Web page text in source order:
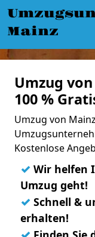
Mainz
Umzug
100 %
Umzug von
Kostenlose
✓ Wir helfen
Umzug geht!
✓ Schnell &
erhalten!